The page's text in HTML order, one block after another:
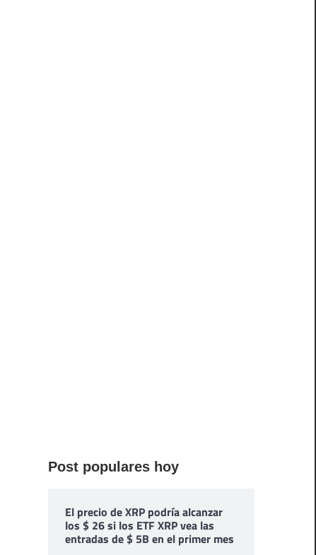
Post populares hoy
El precio de XRP podría alcanzar
los $ 26 si los ETF XRP vea las
entradas de $ 5B en el primer mes